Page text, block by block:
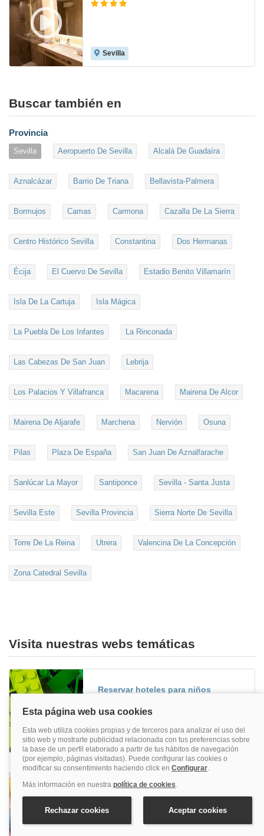
Sevilla
Buscar también en
Provincia
Sevilla Aeropuerto De Sevilla Alcalá De Guadaíra
Aznalcázar Barrio De Triana Bellavista-Palmera
Bormujos Camas Carmona Cazalla De La Sierra
Centro Histórico Sevilla Constantina Dos Hermanas
Écija El Cuervo De Sevilla Estadio Benito Villamarín
Isla De La Cartuja Isla Mágica
La Puebla De Los Infantes La Rinconada
Las Cabezas De San Juan Lebrija
Los Palacios Y Villafranca Macarena Mairena De Alcor
Mairena De Aljarafe Marchena Nervión Osuna
Pilas Plaza De España San Juan De Aznalfarache
Sanlúcar La Mayor Santiponce Sevilla - Santa Justa
Sevilla Este Sevilla Provincia Sierra Norte De Sevilla
Torre De La Reina Utrera Valencina De La Concepción
Zona Catedral Sevilla
Visita nuestras webs temáticas
Reservar hoteles para niños
es reservar alojamientos para niños y disfrutar
tanto mayores como pequeños, ¡encuentra
aquí el mejor precio!
¿Buscas un hotel para viajar en familia? Aquí
divertidos al mejor precio.